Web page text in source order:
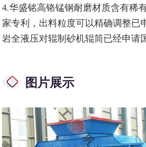
4.华盛铭高铬锰钢耐磨材质含有稀
家专利，出料粒度可以精确调整已
岩全液压对辊制砂机辊筒已经申请
图片展示